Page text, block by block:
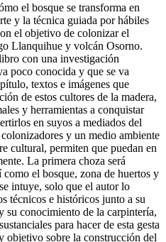
el bosque se transforma en
y la técnica guiada por hábiles
el objetivo de colonizar el
Llanquihue y volcán Osorno.
con una investigación
poco conocida y que se va
textos e imágenes que
de estos cultores de la madera,
y herramientas a conquistar
en suyos a mediados del
y un medio ambiente
cultural, permiten que puedan en
La primera choza será
como el bosque, zona de huertos y
intuye, solo que el autor lo
técnicos e históricos junto a su
su conocimiento de la carpintería,
para hacer de esta gesta
objetivo sobre la construcción del